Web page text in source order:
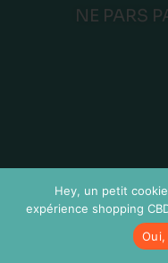
NE PARS
Hey, un petit
expérience shopping